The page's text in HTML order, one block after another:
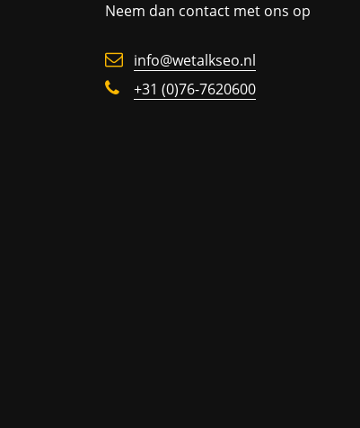
Neem dan contact met ons op
info@wetalkseo.nl
+31 (0)76-7620600